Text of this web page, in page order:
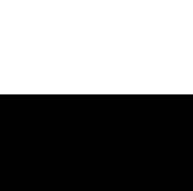
除私人貼身用品外